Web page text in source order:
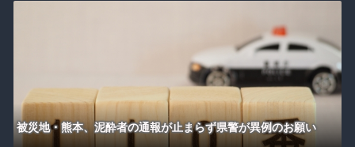
被災地・熊本、泥酔者の通報が止まらず県警が異例のお願い